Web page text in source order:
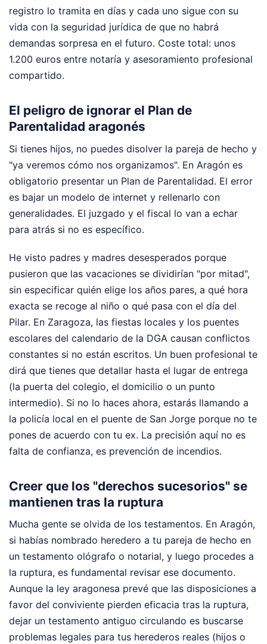
registro lo tramita en días y cada uno sigue con su
vida con la seguridad jurídica de que no habrá
demandas sorpresa en el futuro. Coste total: unos
1.200 euros entre notaría y asesoramiento profesional
compartido.
El peligro de ignorar el Plan de
Parentalidad aragonés
Si tienes hijos, no puedes disolver la pareja de hecho y
"ya veremos cómo nos organizamos". En Aragón es
obligatorio presentar un Plan de Parentalidad. El error
es bajar un modelo de internet y rellenarlo con
generalidades. El juzgado y el fiscal lo van a echar
para atrás si no es específico.
He visto padres y madres desesperados porque
pusieron que las vacaciones se dividirían "por mitad",
sin especificar quién elige los años pares, a qué hora
exacta se recoge al niño o qué pasa con el día del
Pilar. En Zaragoza, las fiestas locales y los puentes
escolares del calendario de la DGA causan conflictos
constantes si no están escritos. Un buen profesional te
dirá que tienes que detallar hasta el lugar de entrega
(la puerta del colegio, el domicilio o un punto
intermedio). Si no lo haces ahora, estarás llamando a
la policía local en el puente de San Jorge porque no te
pones de acuerdo con tu ex. La precisión aquí no es
falta de confianza, es prevención de incendios.
Creer que los "derechos sucesorios" se
mantienen tras la ruptura
Mucha gente se olvida de los testamentos. En Aragón,
si habías nombrado heredero a tu pareja de hecho en
un testamento ológrafo o notarial, y luego procedes a
la ruptura, es fundamental revisar ese documento.
Aunque la ley aragonesa prevé que las disposiciones a
favor del conviviente pierden eficacia tras la ruptura,
dejar un testamento antiguo circulando es buscarse
problemas legales para tus herederos reales (hijos o